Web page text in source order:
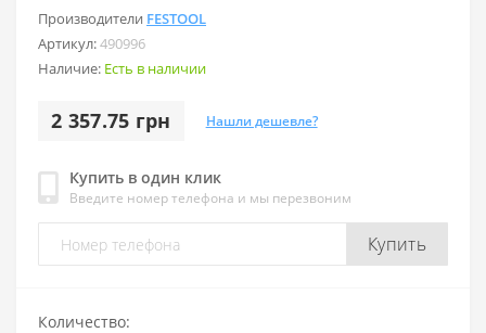
Производители FESTOOL
Артикул:490996
Наличие: Есть в наличии
2 357.75 грн Нашли дешевле?
Купить в один клик
Введите номер телефона и мы перезвоним
Купить
Количество: